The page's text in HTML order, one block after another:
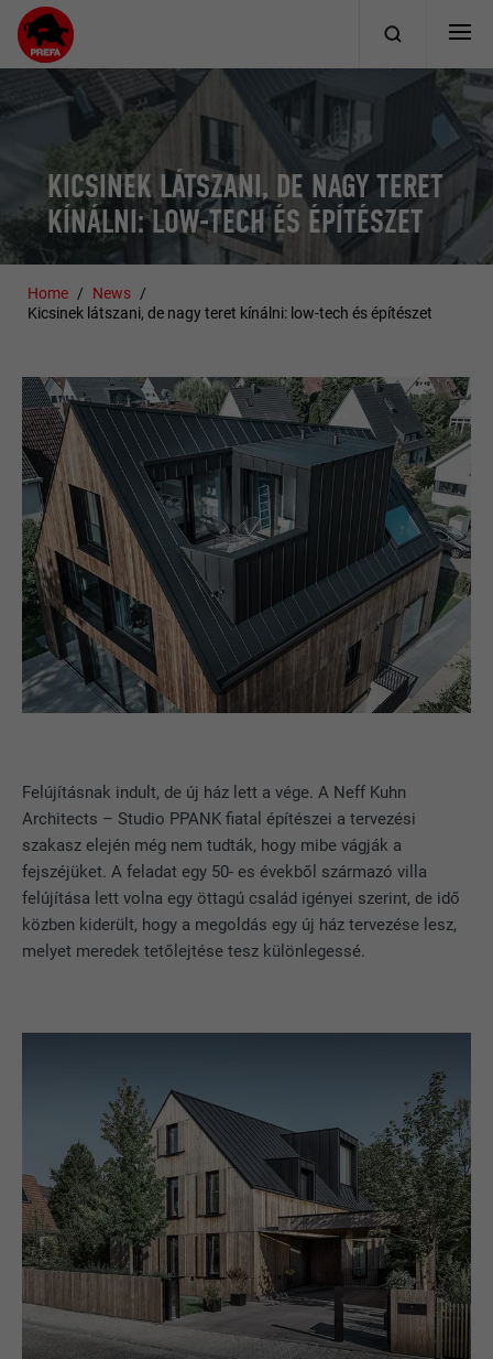
KICSINEK LÁTSZANI, DE NAGY TERET
KÍNÁLNI: LOW-TECH ÉS ÉPÍTÉSZET
Home
News
Kicsinek látszani, de nagy teret kínálni: low-tech és építészet
Felújításnak indult, de új ház lett a vége. A Neff Kuhn
Architects – Studio PPANK fiatal építészei a tervezési
szakasz elején még nem tudták, hogy mibe vágják a
fejszéjüket. A feladat egy 50- es évekből származó villa
felújítása lett volna egy öttagú család igényei szerint, de idő
közben kiderült, hogy a megoldás egy új ház tervezése lesz,
melyet meredek tetőlejtése tesz különlegessé.